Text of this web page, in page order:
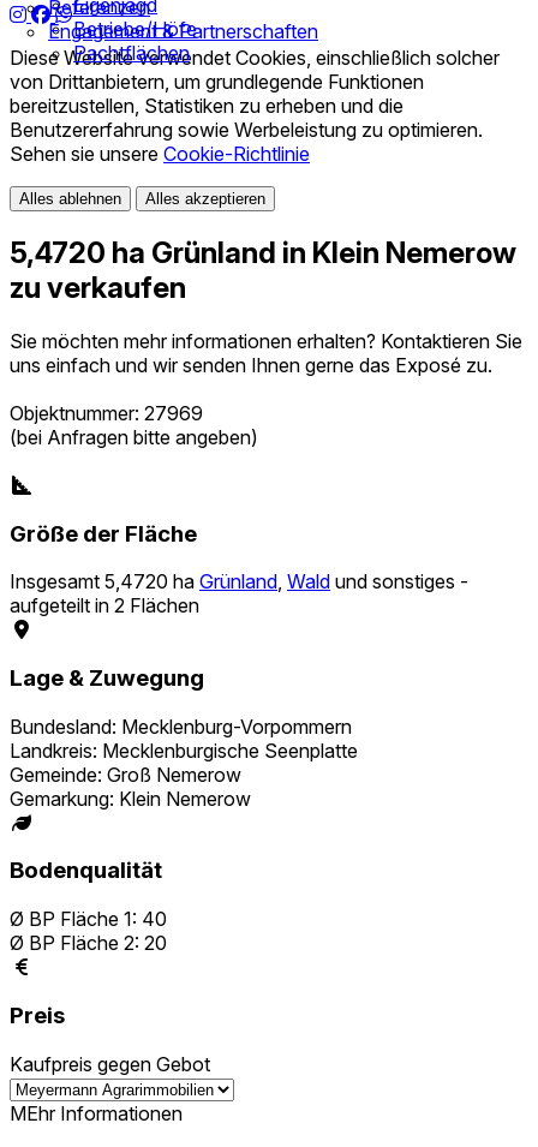
Eigenjagd
Betriebe/Höfe
Pachtflächen
Referenzen
Engagement & Partnerschaften
Diese Website verwendet Cookies, einschließlich solcher
von Drittanbietern, um grundlegende Funktionen
bereitzustellen, Statistiken zu erheben und die
Benutzererfahrung sowie Werbeleistung zu optimieren.
Sehen sie unsere Cookie-Richtlinie
Alles ablehnen Alles akzeptieren
5,4720 ha Grünland in Klein Nemerow
zu verkaufen
Sie möchten mehr informationen erhalten? Kontaktieren Sie
uns einfach und wir senden Ihnen gerne das Exposé zu.
Objektnummer: 27969
(bei Anfragen bitte angeben)
Größe der Fläche
Insgesamt 5,4720 ha Grünland, Wald und sonstiges -
aufgeteilt in 2 Flächen
Lage & Zuwegung
Bundesland: Mecklenburg-Vorpommern
Landkreis: Mecklenburgische Seenplatte
Gemeinde: Groß Nemerow
Gemarkung: Klein Nemerow
Bodenqualität
Ø BP Fläche 1: 40
Ø BP Fläche 2: 20
Preis
Kaufpreis gegen Gebot
MEhr Informationen